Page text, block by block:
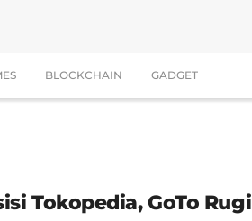
BLOCKCHAIN GADGET
Tokopedia, GoTo Rugi